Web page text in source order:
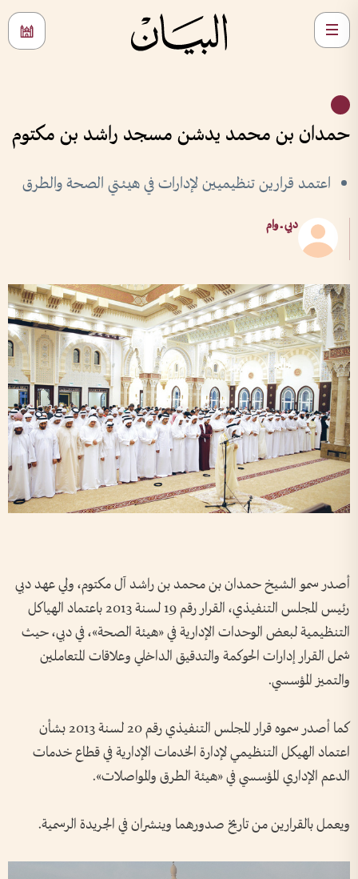
حمدان بن محمد يدشن مسجد راشد بن مكتوم
اعتمد قرارين تنظيميين لإدارات في هيئتي الصحة والطرق
دبي ــ وام
أصدر سمو الشيخ حمدان بن محمد بن راشد آل مكتوم، ولي عهد دبي
رئيس المجلس التنفيذي، القرار رقم 19 لسنة 2013 باعتماد الهياكل
التنظيمية لبعض الوحدات الإدارية في «هيئة الصحة»، في دبي، حيث
شمل القرار إدارات الحوكمة والتدقيق الداخلي وعلاقات المتعاملين
والتميز المؤسسي.
كما أصدر سموه قرار المجلس التنفيذي رقم 20 لسنة 2013 بشأن
اعتماد الهيكل التنظيمي لإدارة الخدمات الإدارية في قطاع خدمات
الدعم الإداري المؤسسي في «هيئة الطرق والمواصلات».
ويعمل بالقرارين من تاريخ صدورهما وينشران في الجريدة الرسمية.